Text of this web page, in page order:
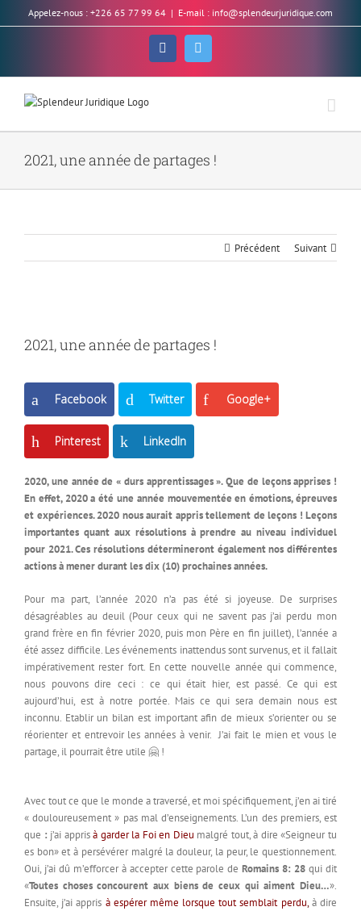
to
Appelez-nous : +226 65 77 99 64 | E-mail : info@splendeurjuridique.com
Facebook
2021, une année de partages !
Précédent Suivant
agrandie
2021, une année de partages !
Facebook Twitter Google+
Pinterest LinkedIn
2020, une année de « durs apprentissages ». Que de leçons apprises !
En effet, 2020 a été une année mouvementée en émotions, épreuves
et expériences. 2020 nous aurait appris tellement de leçons ! Leçons
importantes quant aux résolutions à prendre au niveau individuel
pour 2021. Ces résolutions détermineront également nos différentes
actions à mener durant les dix (10) prochaines années.
Pour ma part, l’année 2020 n’a pas été si joyeuse. De surprises
désagréables au deuil (Pour ceux qui ne savent pas j’ai perdu mon
grand frère en fin février 2020, puis mon Père en fin juillet), l’année a
été assez difficile. Les événements inattendus sont survenus, et il fallait
impérativement rester fort. En cette nouvelle année qui commence,
nous pouvons dire ceci : ce qui était hier, est passé. Ce qui est
aujourd’hui, est à notre portée. Mais ce qui sera demain nous est
inconnu. Etablir un bilan est important afin de mieux s’orienter ou se
réorienter et entrevoir les années à venir. J’ai fait le mien et vous le
partage, il pourrait être utile 🤗 !
Avec tout ce que le monde a traversé, et moi spécifiquement, j’en ai tiré
« douloureusement » pas mal d’enseignements. L’un des premiers, est
que : j’ai apprisà garder la Foi en Dieu malgré tout, à dire «Seigneur tu
es bon» et à persévérer malgré la douleur, la peur, le questionnement.
Oui, j’ai dû m’efforcer à accepter cette parole deRomains 8: 28 qui dit
«Toutes choses concourent aux biens de ceux qui aiment Dieu…».
Ensuite, j’ai appris à espérer même lorsque tout semblait perdu,à dire